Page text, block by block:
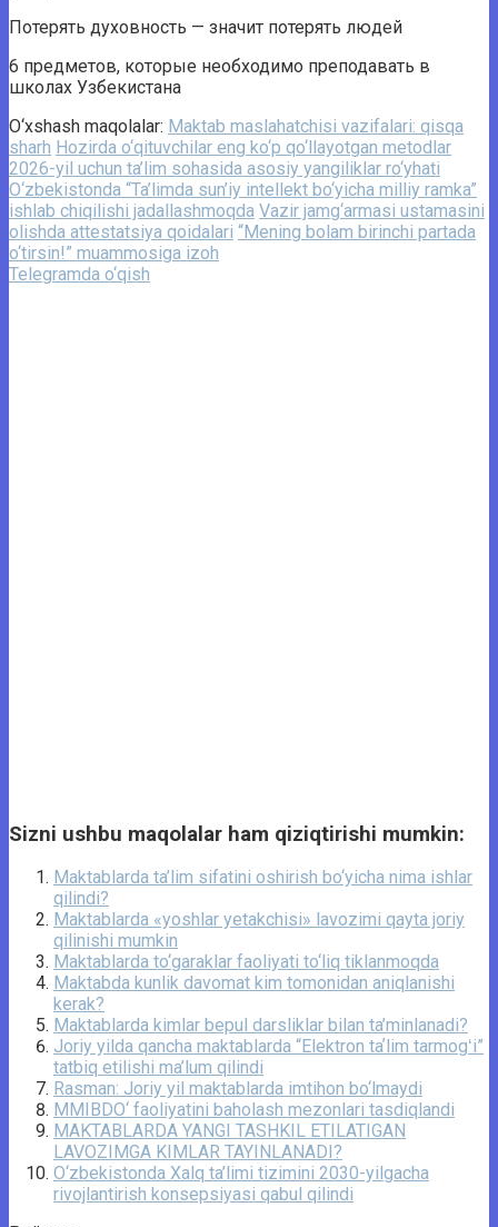
Потерять духовность — значит потерять людей
6 предметов, которые необходимо преподавать в
школах Узбекистана
O‘xshash maqolalar: Maktab maslahatchisi vazifalari: qisqa
sharh Hozirda o‘qituvchilar eng ko‘p qo‘llayotgan metodlar
2026-yil uchun ta’lim sohasida asosiy yangiliklar ro‘yhati
O‘zbekistonda “Ta’limda sun’iy intellekt bo‘yicha milliy ramka”
ishlab chiqilishi jadallashmoqda Vazir jamg‘armasi ustamasini
olishda attestatsiya qoidalari “Mening bolam birinchi partada
o‘tirsin!” muammosiga izoh
Telegramda o‘qish
Sizni ushbu maqolalar ham qiziqtirishi mumkin:
Maktablarda ta’lim sifatini oshirish bo‘yicha nima ishlar
qilindi?
Maktablarda «yoshlar yetakchisi» lavozimi qayta joriy
qilinishi mumkin
Maktablarda to‘garaklar faoliyati to‘liq tiklanmoqda
Maktabda kunlik davomat kim tomonidan aniqlanishi
kerak?
Maktablarda kimlar bepul darsliklar bilan ta’minlanadi?
Joriy yilda qancha maktablarda “Elektron taʼlim tarmogʻi”
tatbiq etilishi ma’lum qilindi
Rasman: Joriy yil maktablarda imtihon bo‘lmaydi
MMIBDO‘ faoliyatini baholash mezonlari tasdiqlandi
MAKTABLARDA YANGI TASHKIL ETILATIGAN
LAVOZIMGA KIMLAR TAYINLANADI?
O‘zbekistonda Xalq ta’limi tizimini 2030-yilgacha
rivojlantirish konsepsiyasi qabul qilindi